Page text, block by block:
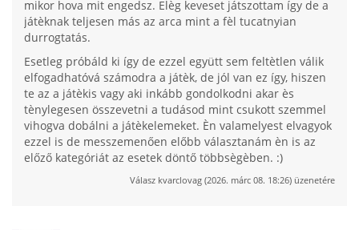
mikor hova mit engedsz. Elèg keveset játszottam így de a
játèknak teljesen más az arca mint a fèl tucatnyian
durrogtatás.
Esetleg próbáld ki így de ezzel együtt sem feltètlen válik
elfogadhatóvá számodra a játèk, de jól van ez így, hiszen
te az a játèkis vagy aki inkább gondolkodni akar ès
tènylegesen összevetni a tudásod mint csukott szemmel
vihogva dobálni a játèkelemeket. Èn valamelyest elvagyok
ezzel is de messzemenően előbb választanám èn is az
előző kategóriát az esetek döntő többsègèben. :)
Válasz kvarclovag (2026. márc 08. 18:26) üzenetére